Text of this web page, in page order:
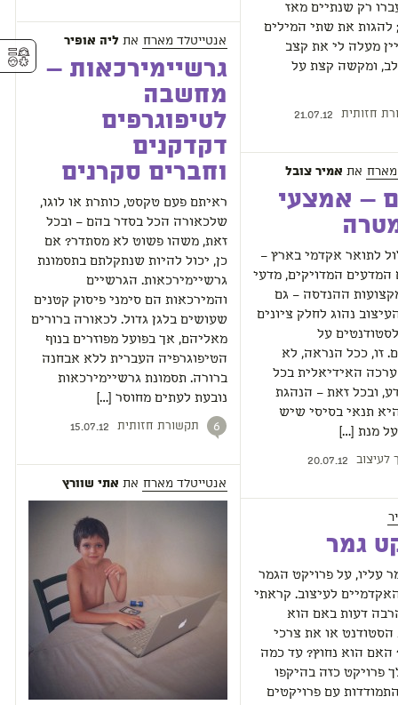
רק שנתיים מאז
להגות את שתי המילים
מעלה לי את קצב
ומקשה קצת על
חזותית 21.07.12
מארח את אמיר צובל
– אמצעי
לתואר אקדמי בארץ –
המדעים המדויקים, מדעי
ההנדסה – גם
נהוג לחלק ציונים
על
זו, ככל הנראה, לא
האידיאלית בכל
ובכל זאת – הנהגת
תנאי בסיסי שיש
מנת […]
לעיצוב 20.07.12
גמר
עליו, על פרויקט הגמר
לעיצוב. קראתי
דעות באם הוא
או את צרכי
הוא נחוץ? עד כמה
פרויקט כזה בהיקפו
עם פרויקטים
אנטייטלד מארח את ליה אופיר
גרשיימירכאות –
מחשבה
לטיפוגרפים
דקדקנים
וחברים סקרנים
ראיתם פעם טקסט, כותרת או לוגו,
שלכאורה הכל בסדר בהם – ובכל
זאת, משהו פשוט לא מסתדר? אם
כן, יכול להיות שנתקלתם בתסמונת
גרשיימירכאות. הגרשיים
והמירכאות הם סימני פיסוק קטנים
שעושים בלגן גדול. לכאורה ברורים
מאליהם, אך בפועל מפוזרים בנוף
הטיפוגרפיה העברית ללא אבחנה
ברורה. תסמונת גרשיימירכאות
נובעת לעתים מחוסר […]
6 תקשורת חזותית 15.07.12
אנטייטלד מארח את אתי שוורץ
⚥︎